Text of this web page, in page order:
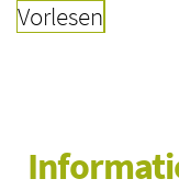
Vorlesen